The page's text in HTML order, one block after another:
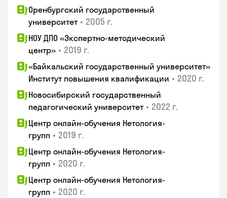
Оренбургский государственный
университет • 2005 г.
НОУ ДПО «Экспертно-методический
центр» • 2019 г.
«Байкальский государственный университет»
Институт повышения квалификации • 2020 г.
Новосибирский государственный
педагогический университет • 2022 г.
Центр онлайн-обучения Нетология-
групп • 2019 г.
Центр онлайн-обучения Нетология-
групп • 2020 г.
Центр онлайн-обучения Нетология-
групп • 2020 г.